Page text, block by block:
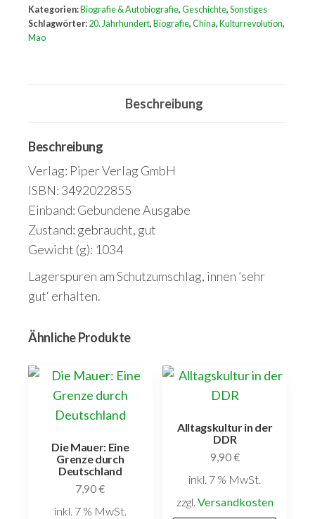
Gefährtin
Maos
erzählt
Kategorien: Biografie & Autobiografie, Geschichte, Sonstiges
Schlagwörter: 20. Jahrhundert, Biografie, China, Kulturrevolution,
Mao
Beschreibung
Beschreibung
Verlag: Piper Verlag GmbH
ISBN: 3492022855
Einband: Gebundene Ausgabe
Zustand: gebraucht, gut
Gewicht (g): 1034
Lagerspuren am Schutzumschlag, innen ’sehr
gut‘ erhalten.
Ähnliche Produkte
Die Mauer: Eine
Grenze durch
Deutschland
7,90€
inkl. 7 % MwSt.
Alltagskultur in der
DDR
9,90€
inkl. 7 % MwSt.
zzgl. Versandkosten